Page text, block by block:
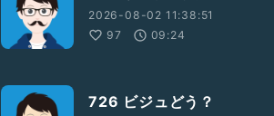
2026-08-02 11:38:51
97
09:24
726 ビジュどう？